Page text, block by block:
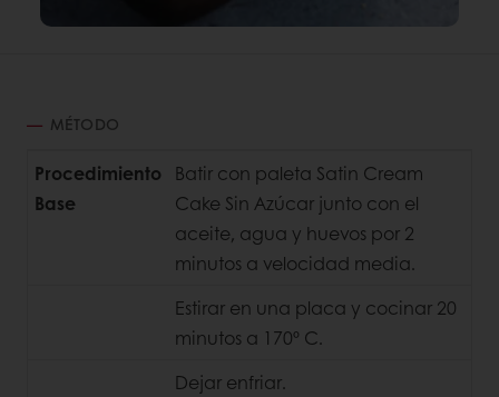
MÉTODO
Procedimiento
Base
Batir con paleta Satin Cream
Cake Sin Azúcar junto con el
aceite, agua y huevos por 2
minutos a velocidad media.
Estirar en una placa y cocinar 20
minutos a 170º C.
Dejar enfriar.